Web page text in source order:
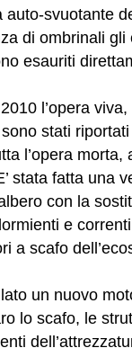
auto-svuotante
di ombrinali gli
esauriti
l’opera
stati
l’opera morta,
stata fatta una
con la
e
a scafo
un nuovo
lo scafo, le